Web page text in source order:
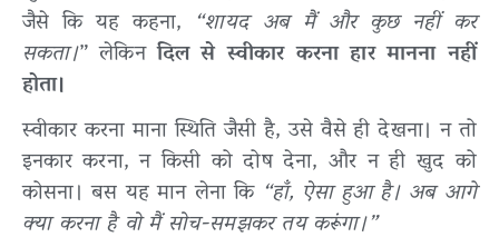
जैसे कि यह कहना, “शायद अब मैं और कुछ नहीं कर
सकता।” लेकिनदिल से स्वीकार करना हार मानना नहीं
होता।
स्वीकार करना माना स्थिति जैसी है, उसे वैसे ही देखना। न तो
इनकार करना, न किसी को दोष देना, और न ही खुद को
कोसना। बस यह मान लेना कि “हाँ, ऐसा हुआ है। अब आगे
क्या करना है वो मैं सोच-समझकर तय करूंगा।”